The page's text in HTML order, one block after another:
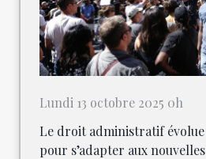
Lundi 13 octobre 2025 0h
Le droit administratif
pour s’adapter aux